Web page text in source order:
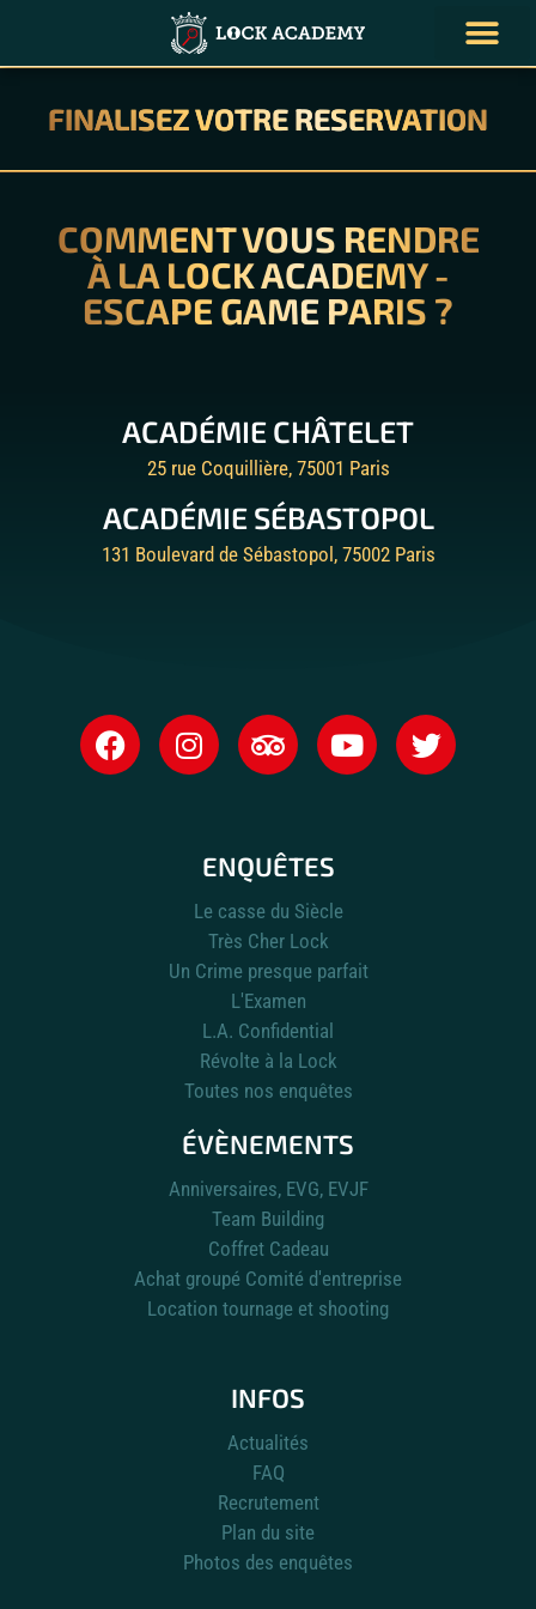
FINALISEZ VOTRE RESERVATION
COMMENT VOUS RENDRE
À LA LOCK ACADEMY -
ESCAPE GAME PARIS ?
ACADÉMIE CHÂTELET
25 rue Coquillière, 75001 Paris
ACADÉMIE SÉBASTOPOL
131 Boulevard de Sébastopol, 75002 Paris
ENQUÊTES
Le casse du Siècle
Très Cher Lock
Un Crime presque parfait
L'Examen
L.A. Confidential
Révolte à la Lock
Toutes nos enquêtes
ÉVÈNEMENTS
Anniversaires, EVG, EVJF
Team Building
Coffret Cadeau
Achat groupé Comité d'entreprise
Location tournage et shooting
INFOS
Actualités
FAQ
Recrutement
Plan du site
Photos des enquêtes